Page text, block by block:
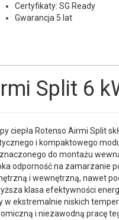
Certyfikaty: SG Ready
Gwarancja 5 lat
Split 6
ciepła Rotenso Airmi Split
i kompaktowego
do montażu
odporność na zamarzanie
i wewnętrzną, nawet
klasa efektywności
w ekstremalnie niskich
i niezawodną pracę